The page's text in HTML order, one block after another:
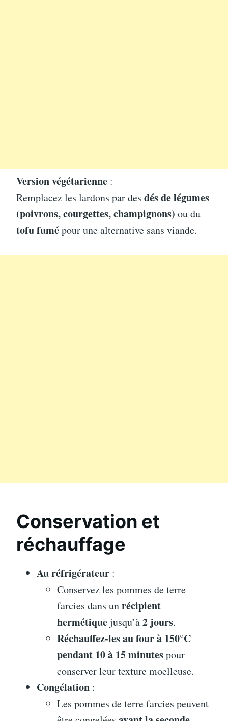
Version végétarienne :
Remplacez les lardons par des dés de légumes
(poivrons, courgettes, champignons) ou du
tofu fumépour une alternative sans viande.
Conservation et
réchauffage
Au réfrigérateur :
Conservez les pommes de terre
farcies dans unrécipient
hermétiquejusqu’à2 jours.
Réchauffez-les au four à 150°C
pendant 10 à 15 minutespour
conserver leur texture moelleuse.
Congélation :
Les pommes de terre farcies peuvent